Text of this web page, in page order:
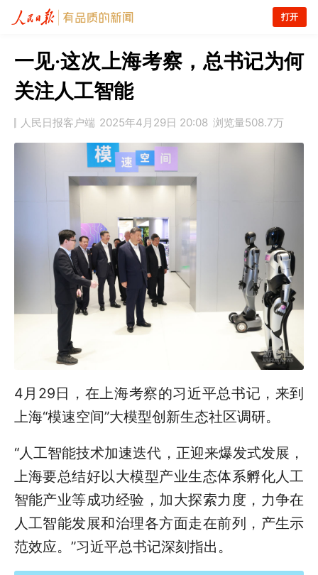
打开
一见·这次上海考察，总书记为何
关注人工智能
人民日报客户端 2025年4月29日 20:08 浏览量508.7万
4月29日，在上海考察的习近平总书记，来到
上海“模速空间”大模型创新生态社区调研。
“人工智能技术加速迭代，正迎来爆发式发展，
上海要总结好以大模型产业生态体系孵化人工
智能产业等成功经验，加大探索力度，力争在
人工智能发展和治理各方面走在前列，产生示
范效应。”习近平总书记深刻指出。